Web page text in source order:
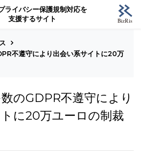
ライバシー保護規制対応を
支援するサイト
不遵守により出会い系サイトに20万
のGDPR不遵守により
に20万ユーロの制裁